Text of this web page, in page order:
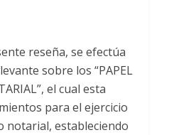
reseña, se efectúa
sobre los “PAPEL
el cual esta
para el ejercicio
notarial, estableciendo